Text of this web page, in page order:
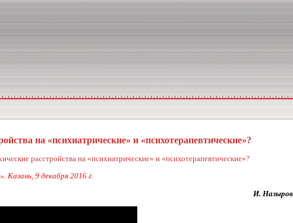
на «психиатрические» и «психотерапевтические»?
расстройства на «психиатрические» и «психотерапевтические»?
Казань, 9 декабря 2016 г.
И. Назыров